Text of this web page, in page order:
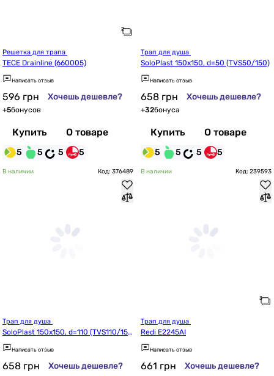
TECE Drainline (660005)
Написать отзыв
596 грн Хочешь дешевле?
+5бонусов
Купить О товаре
5 5 5 5
SoloPlast 150x150, d=50 (TVS50/150)
Написать отзыв
658 грн Хочешь дешевле?
+32бонуса
Купить О товаре
5 5 5 5
В наличии Код: 376489
SoloPlast 150x150, d=110 (TVS110/15
0)
Написать отзыв
658 грн Хочешь дешевле?
В наличии Код: 239593
Redi E2245AI
Написать отзыв
661 грн Хочешь дешевле?